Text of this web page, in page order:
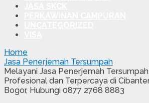
Home
Jasa Penerjemah Tersumpah
Melayani Jasa Penerjemah
Profesional dan Terpercaya di
Bogor, Hubungi 0877 2768 8883